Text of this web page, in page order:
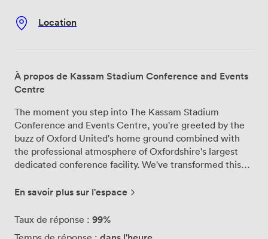
Location
À propos de Kassam Stadium Conference and Events
Centre
The moment you step into The Kassam Stadium
Conference and Events Centre, you're greeted by the
buzz of Oxford United's home ground combined with
the professional atmosphere of Oxfordshire's largest
dedicated conference facility. We've transformed this
powerhouse for meetings and celebrations, where 38
meetings to grand wedding receptions. Our crown
En savoir plus sur l'espace
Taux de réponse : 99%